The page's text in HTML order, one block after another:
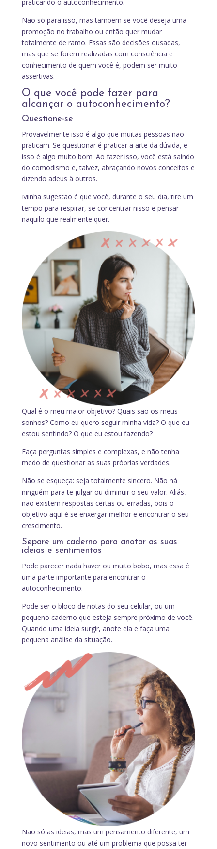
praticando o autoconhecimento.
Não só para isso, mas também se você deseja uma
promoção no trabalho ou então quer mudar
totalmente de ramo. Essas são decisões ousadas,
mas que se forem realizadas com consciência e
conhecimento de quem você é, podem ser muito
assertivas.
O que você pode fazer para
alcançar o autoconhecimento?
Questione-se
Provavelmente isso é algo que muitas pessoas não
praticam. Se questionar é praticar a arte da dúvida, e
isso é algo muito bom! Ao fazer isso, você está saindo
do comodismo e, talvez, abraçando novos conceitos e
dizendo adeus à outros.
Minha sugestão é que você, durante o seu dia, tire um
tempo para respirar, se concentrar nisso e pensar
naquilo que realmente quer.
Qual é o meu maior objetivo? Quais são os meus
sonhos? Como eu quero seguir minha vida? O que eu
estou sentindo? O que eu estou fazendo?
Faça perguntas simples e complexas, e não tenha
medo de questionar as suas próprias verdades.
Não se esqueça: seja totalmente sincero. Não há
ninguém para te julgar ou diminuir o seu valor. Aliás,
não existem respostas certas ou erradas, pois o
objetivo aqui é se enxergar melhor e encontrar o seu
crescimento.
Separe um caderno para anotar as suas
ideias e sentimentos
Pode parecer nada haver ou muito bobo, mas essa é
uma parte importante para encontrar o
autoconhecimento.
Pode ser o bloco de notas do seu celular, ou um
pequeno caderno que esteja sempre próximo de você.
Quando uma ideia surgir, anote ela e faça uma
pequena análise da situação.
Não só as ideias, mas um pensamento diferente, um
novo sentimento ou até um problema que possa ter